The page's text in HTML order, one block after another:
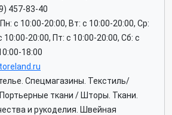
457-83-40
Пн: c 10:00-20:00, Вт: c 10:00-20:00, Ср:
10:00-20:00, Пт: c 10:00-20:00, Сб: c
18:00
Спецмагазины. Текстиль/
ткани / Шторы. Ткани.
и рукоделия. Швейная